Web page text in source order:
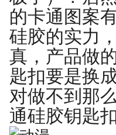
的卡通图案
硅胶的实力
真，产品做
匙扣要是换
对做不到那
通硅胶钥匙